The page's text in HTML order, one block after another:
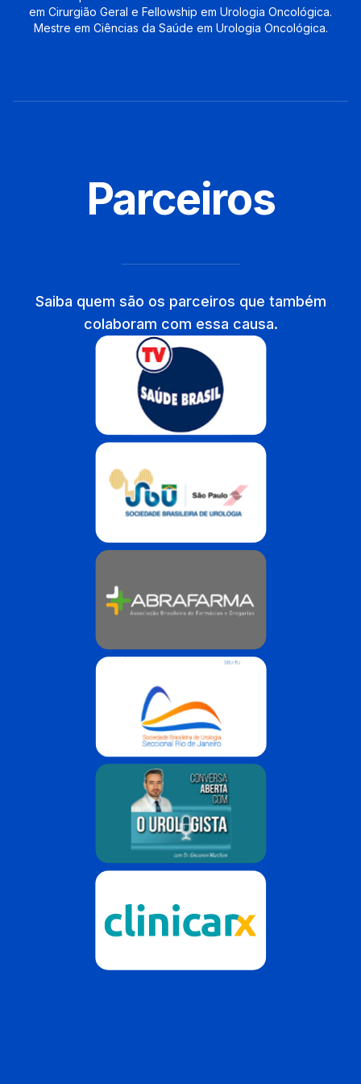
em Cirurgião Geral e Fellowship em Urologia Oncológica.
Mestre em Ciências da Saúde em Urologia Oncológica.
Parceiros
Saiba quem são os parceiros que também
colaboram com essa causa.
TV Saúde Brasil
SBU São Paulo - Sociedade
SBU Rio de Janeiro - Sociedade
Dr. Giovanni Marchini